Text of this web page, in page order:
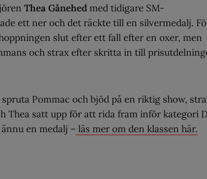
Thea Gånehed med tidigare SM-
ett ner och det räckte till en silvermedalj.
slut efter ett fall efter en oxer, men
och strax efter skritta in till
Pommac och bjöd på en riktig show,
Thea satt upp för att rida fram inför kategori
en medalj – läs mer om den klassen här.